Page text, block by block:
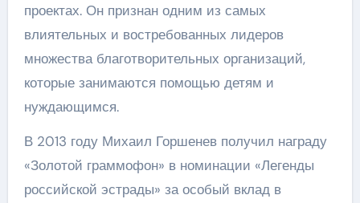
проектах. Он признан одним из самых
влиятельных и востребованных лидеров
множества благотворительных организаций,
которые занимаются помощью детям и
нуждающимся.
В 2013 году Михаил Горшенев получил награду
«Золотой граммофон» в номинации «Легенды
российской эстрады» за особый вклад в